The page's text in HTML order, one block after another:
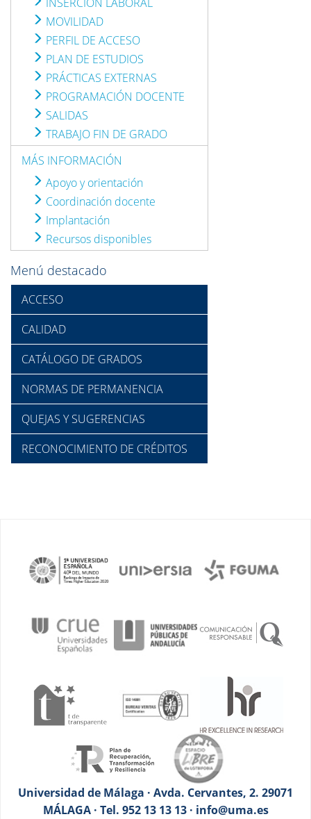
MOVILIDAD
PERFIL DE ACCESO
PLAN DE ESTUDIOS
PRÁCTICAS EXTERNAS
PROGRAMACIÓN DOCENTE
SALIDAS
TRABAJO FIN DE GRADO
MÁS INFORMACIÓN
Apoyo y orientación
Coordinación docente
Implantación
Recursos disponibles
Menú destacado
ACCESO
CALIDAD
CATÁLOGO DE GRADOS
NORMAS DE PERMANENCIA
QUEJAS Y SUGERENCIAS
RECONOCIMIENTO DE CRÉDITOS
Universidad de Málaga · Avda. Cervantes, 2. 29071
MÁLAGA · Tel. 952 13 13 13 · info@uma.es